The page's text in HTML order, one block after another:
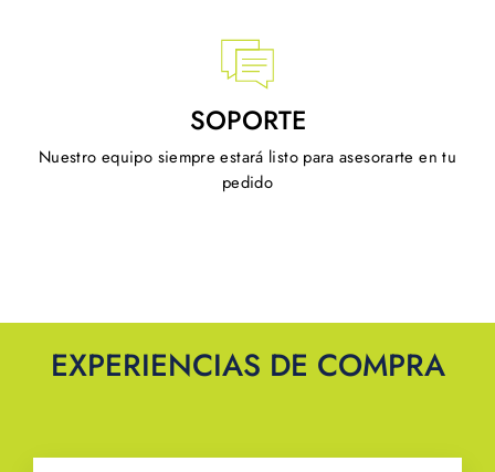
SOPORTE
Nuestro equipo siempre estará listo para asesorarte en tu
pedido
EXPERIENCIAS DE COMPRA